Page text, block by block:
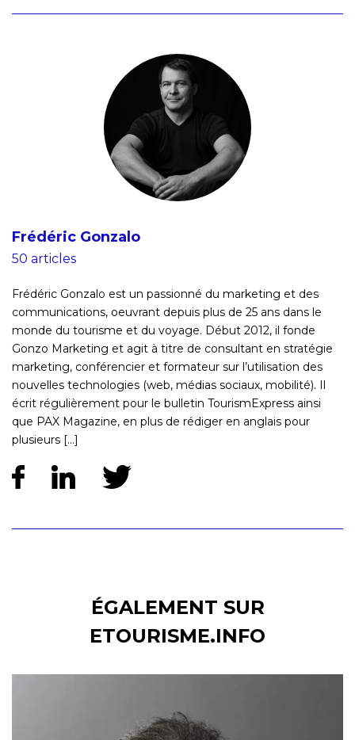
Frédéric Gonzalo
50 articles
Frédéric Gonzalo est un passionné du marketing et des
communications, oeuvrant depuis plus de 25 ans dans le
monde du tourisme et du voyage. Début 2012, il fonde
Gonzo Marketing et agit à titre de consultant en stratégie
marketing, conférencier et formateur sur l’utilisation des
nouvelles technologies (web, médias sociaux, mobilité). Il
écrit régulièrement pour le bulletin TourismExpress ainsi
que PAX Magazine, en plus de rédiger en anglais pour
plusieurs [...]
ÉGALEMENT SUR
ETOURISME.INFO